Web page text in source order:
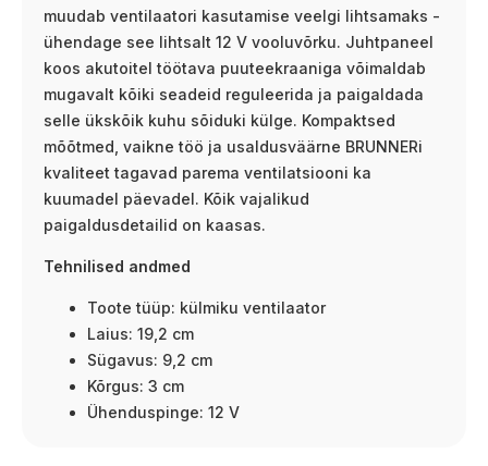
muudab ventilaatori kasutamise veelgi lihtsamaks -
ühendage see lihtsalt 12 V vooluvõrku. Juhtpaneel
koos akutoitel töötava puuteekraaniga võimaldab
mugavalt kõiki seadeid reguleerida ja paigaldada
selle ükskõik kuhu sõiduki külge. Kompaktsed
mõõtmed, vaikne töö ja usaldusväärne BRUNNERi
kvaliteet tagavad parema ventilatsiooni ka
kuumadel päevadel. Kõik vajalikud
paigaldusdetailid on kaasas.
Tehnilised andmed
Toote tüüp: külmiku ventilaator
Laius: 19,2 cm
Sügavus: 9,2 cm
Kõrgus: 3 cm
Ühenduspinge: 12 V